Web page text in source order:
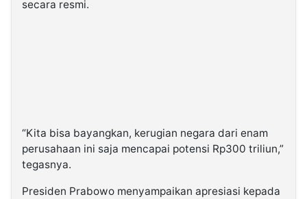
secara resmi.
“Kita bisa bayangkan, kerugian negara dari enam
perusahaan ini saja mencapai potensi Rp300 triliun,”
tegasnya.
Presiden Prabowo menyampaikan apresiasi kepada